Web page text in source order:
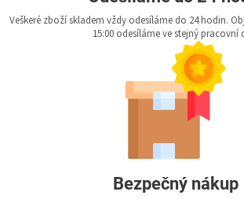
Veškeré zboží skladem vždy odesíláme do 24 hodin.
15:00 odesíláme ve stejný pracovní
Bezpečný nákup